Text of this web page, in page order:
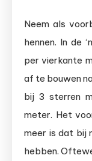
Neem als
hennen. In de
per vierkante
af te bouwen
bij 3 sterren
meter. Het
meer is dat bij
hebben.